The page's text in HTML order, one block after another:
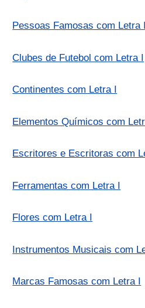
Pessoas Famosas com Letra I
Clubes de Futebol com Letra I
Continentes com Letra I
Elementos Químicos com
Escritores e Escritoras com
Ferramentas com Letra I
Flores com Letra I
Instrumentos Musicais com
Marcas Famosas com Letra I